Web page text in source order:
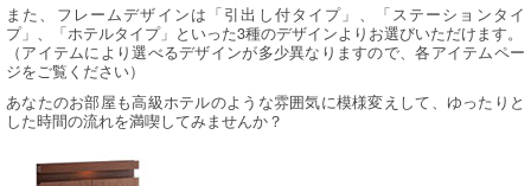
また、フレームデザインは「引出し付タイプ」、「ステーションタイ
プ」、「ホテルタイプ」といった3種のデザインよりお選びいただけます。
（アイテムにより選べるデザインが多少異なりますので、各アイテムペー
ジをご覧ください）
あなたのお部屋も高級ホテルのような雰囲気に模様変えして、ゆったりと
した時間の流れを満喫してみませんか？